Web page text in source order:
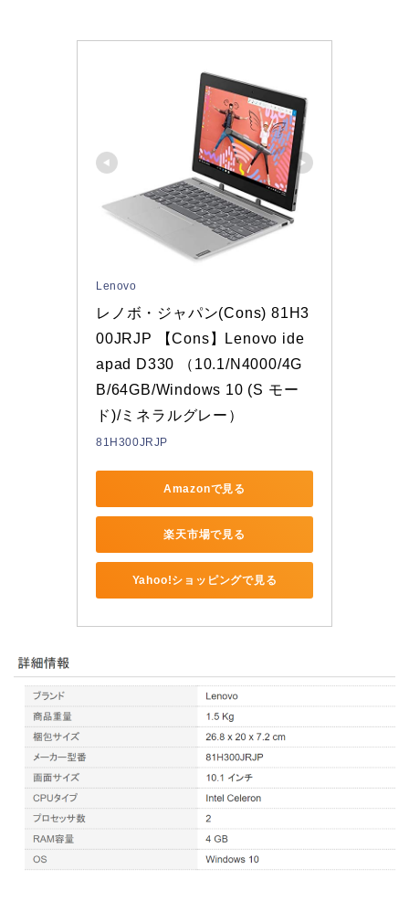
Lenovo
レノボ・ジャパン(Cons) 81H3
00JRJP 【Cons】Lenovo ide
apad D330 （10.1/N4000/4G
B/64GB/Windows 10 (S モー
ド)/ミネラルグレー）
81H300JRJP
Amazonで見る
楽天市場で見る
Yahoo!ショッピングで見る